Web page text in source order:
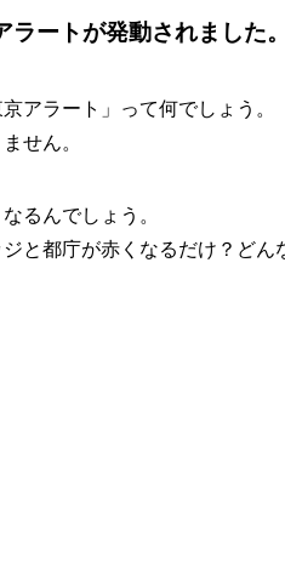
ラートが発動されました
アラート」って何でしょう。
せん。
るんでしょう。
と都庁が赤くなるだけ？ど